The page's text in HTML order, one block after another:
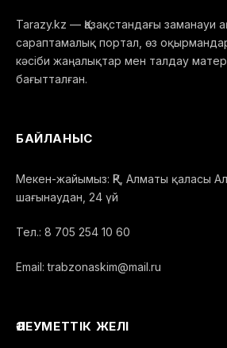
Tarazy.kz — Қазақстандағы заманауи
сараптамалық портал, өз
кәсіби жаңалықтар мен талдау
бағытталған.
БАЙЛАНЫС
Мекен-жайымыз: ҚР, Алматы қаласы
шағынаудан, 24 үй
Тел.: 8 705 254 10 60
Email: trabzonaskim@mail.ru
ӘЛЕУМЕТТІК ЖЕЛІ